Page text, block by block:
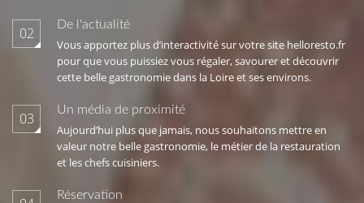
02 De l'actualité
Vous apportez plus d’interactivité sur votre site helloresto.fr
pour que vous puissiez vous régaler, savourer et découvrir
cette belle gastronomie dans la Loire et ses environs.
03 Un média de proximité
Aujourd’hui plus que jamais, nous souhaitons mettre en
valeur notre belle gastronomie, le métier de la restauration
et les chefs cuisiniers.
Réservation